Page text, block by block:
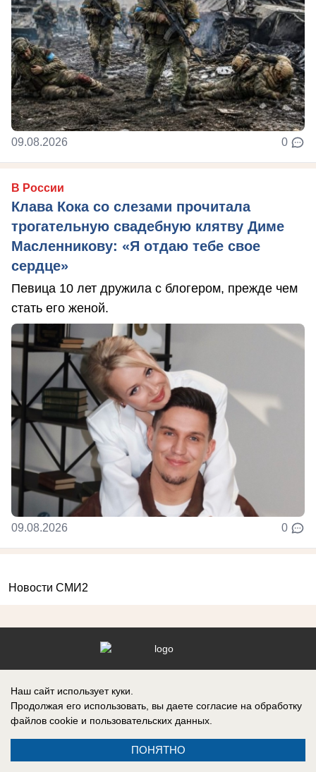
09.08.2026 0
В России
Клава Кока со слезами прочитала
трогательную свадебную клятву Диме
Масленникову: «Я отдаю тебе свое
сердце»
Певица 10 лет дружила с блогером, прежде чем
стать его женой.
09.08.2026 0
Новости СМИ2
Контакты
О компании
Наш сайт использует куки.
Продолжая его использовать, вы даете согласие на обработку
файлов cookie и пользовательских данных.
ПОНЯТНО